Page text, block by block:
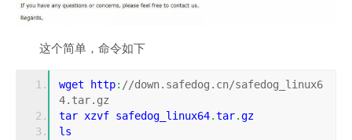
这个简单，命令如下
wget http: //down.safedog.cn/safedog_linux6
4.tar.gz
tar xzvf safedog_linux64.tar.gz
ls